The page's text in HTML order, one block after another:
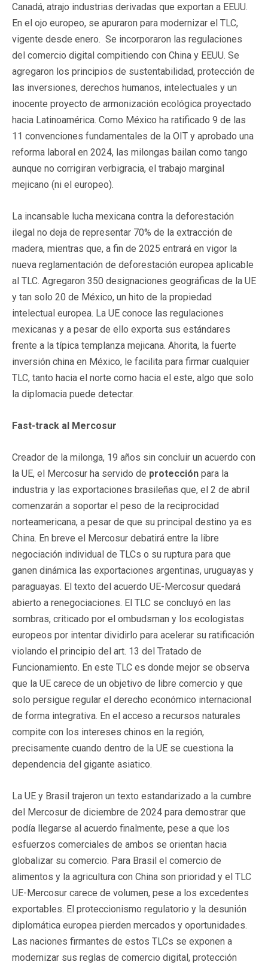
Canadá, atrajo industrias derivadas que exportan a EEUU.
En el ojo europeo, se apuraron para modernizar el TLC,
vigente desde enero. Se incorporaron las regulaciones
del comercio digital compitiendo con China y EEUU. Se
agregaron los principios de sustentabilidad, protección de
las inversiones, derechos humanos, intelectuales y un
inocente proyecto de armonización ecológica proyectado
hacia Latinoamérica. Como México ha ratificado 9 de las
11 convenciones fundamentales de la OIT y aprobado una
reforma laboral en 2024, las milongas bailan como tango
aunque no corrigiran verbigracia, el trabajo marginal
mejicano (ni el europeo).
La incansable lucha mexicana contra la deforestación
ilegal no deja de representar 70% de la extracción de
madera, mientras que, a fin de 2025 entrará en vigor la
nueva reglamentación de deforestación europea aplicable
al TLC. Agregaron 350 designaciones geográficas de la UE
y tan solo 20 de México, un hito de la propiedad
intelectual europea. La UE conoce las regulaciones
mexicanas y a pesar de ello exporta sus estándares
frente a la típica templanza mejicana. Ahorita, la fuerte
inversión china en México, le facilita para firmar cualquier
TLC, tanto hacia el norte como hacia el este, algo que solo
la diplomacia puede detectar.
Fast-track al Mercosur
Creador de la milonga, 19 años sin concluir un acuerdo con
la UE, el Mercosur ha servido de protección para la
industria y las exportaciones brasileñas que, el 2 de abril
comenzarán a soportar el peso de la reciprocidad
norteamericana, a pesar de que su principal destino ya es
China. En breve el Mercosur debatirá entre la libre
negociación individual de TLCs o su ruptura para que
ganen dinámica las exportaciones argentinas, uruguayas y
paraguayas. El texto del acuerdo UE-Mercosur quedará
abierto a renegociaciones. El TLC se concluyó en las
sombras, criticado por el ombudsman y los ecologistas
europeos por intentar dividirlo para acelerar su ratificación
violando el principio del art. 13 del Tratado de
Funcionamiento. En este TLC es donde mejor se observa
que la UE carece de un objetivo de libre comercio y que
solo persigue regular el derecho económico internacional
de forma integrativa. En el acceso a recursos naturales
compite con los intereses chinos en la región,
precisamente cuando dentro de la UE se cuestiona la
dependencia del gigante asiatico.
La UE y Brasil trajeron un texto estandarizado a la cumbre
del Mercosur de diciembre de 2024 para demostrar que
podía llegarse al acuerdo finalmente, pese a que los
esfuerzos comerciales de ambos se orientan hacia
globalizar su comercio. Para Brasil el comercio de
alimentos y la agricultura con China son prioridad y el TLC
UE-Mercosur carece de volumen, pese a los excedentes
exportables. El proteccionismo regulatorio y la desunión
diplomática europea pierden mercados y oportunidades.
Las naciones firmantes de estos TLCs se exponen a
modernizar sus reglas de comercio digital, protección